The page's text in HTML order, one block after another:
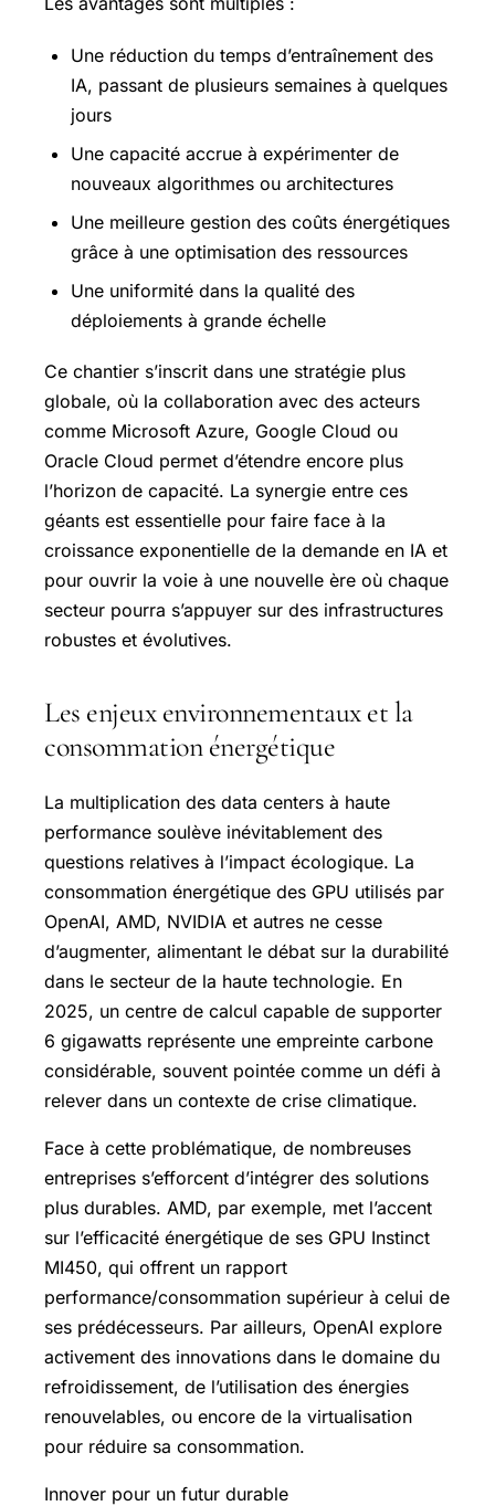
Une réduction du temps d’entraînement des
IA, passant de plusieurs semaines à quelques
jours
Une capacité accrue à expérimenter de
nouveaux algorithmes ou architectures
Une meilleure gestion des coûts énergétiques
grâce à une optimisation des ressources
Une uniformité dans la qualité des
déploiements à grande échelle
Ce chantier s’inscrit dans une stratégie plus
globale, où la collaboration avec des acteurs
comme Microsoft Azure, Google Cloud ou
Oracle Cloud permet d’étendre encore plus
l’horizon de capacité. La synergie entre ces
géants est essentielle pour faire face à la
croissance exponentielle de la demande en IA et
pour ouvrir la voie à une nouvelle ère où chaque
secteur pourra s’appuyer sur des infrastructures
robustes et évolutives.
Les enjeux environnementaux et la
consommation énergétique
La multiplication des data centers à haute
performance soulève inévitablement des
questions relatives à l’impact écologique. La
consommation énergétique des GPU utilisés par
OpenAI, AMD, NVIDIA et autres ne cesse
d’augmenter, alimentant le débat sur la durabilité
dans le secteur de la haute technologie. En
2025, un centre de calcul capable de supporter
6 gigawatts représente une empreinte carbone
considérable, souvent pointée comme un défi à
relever dans un contexte de crise climatique.
Face à cette problématique, de nombreuses
entreprises s’efforcent d’intégrer des solutions
plus durables. AMD, par exemple, met l’accent
sur l’efficacité énergétique de ses GPU Instinct
MI450, qui offrent un rapport
performance/consommation supérieur à celui de
ses prédécesseurs. Par ailleurs, OpenAI explore
activement des innovations dans le domaine du
refroidissement, de l’utilisation des énergies
renouvelables, ou encore de la virtualisation
pour réduire sa consommation.
Innover pour un futur durable